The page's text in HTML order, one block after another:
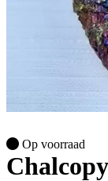
Op voorraad